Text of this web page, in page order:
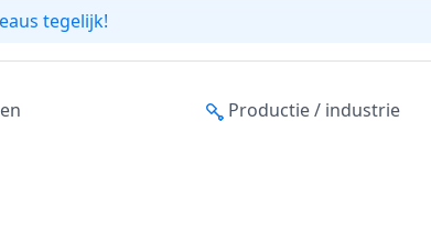
tegelijk!
Productie / industrie